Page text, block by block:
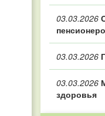
03.03.2026
03.03.2026
03.03.2026
здоровья